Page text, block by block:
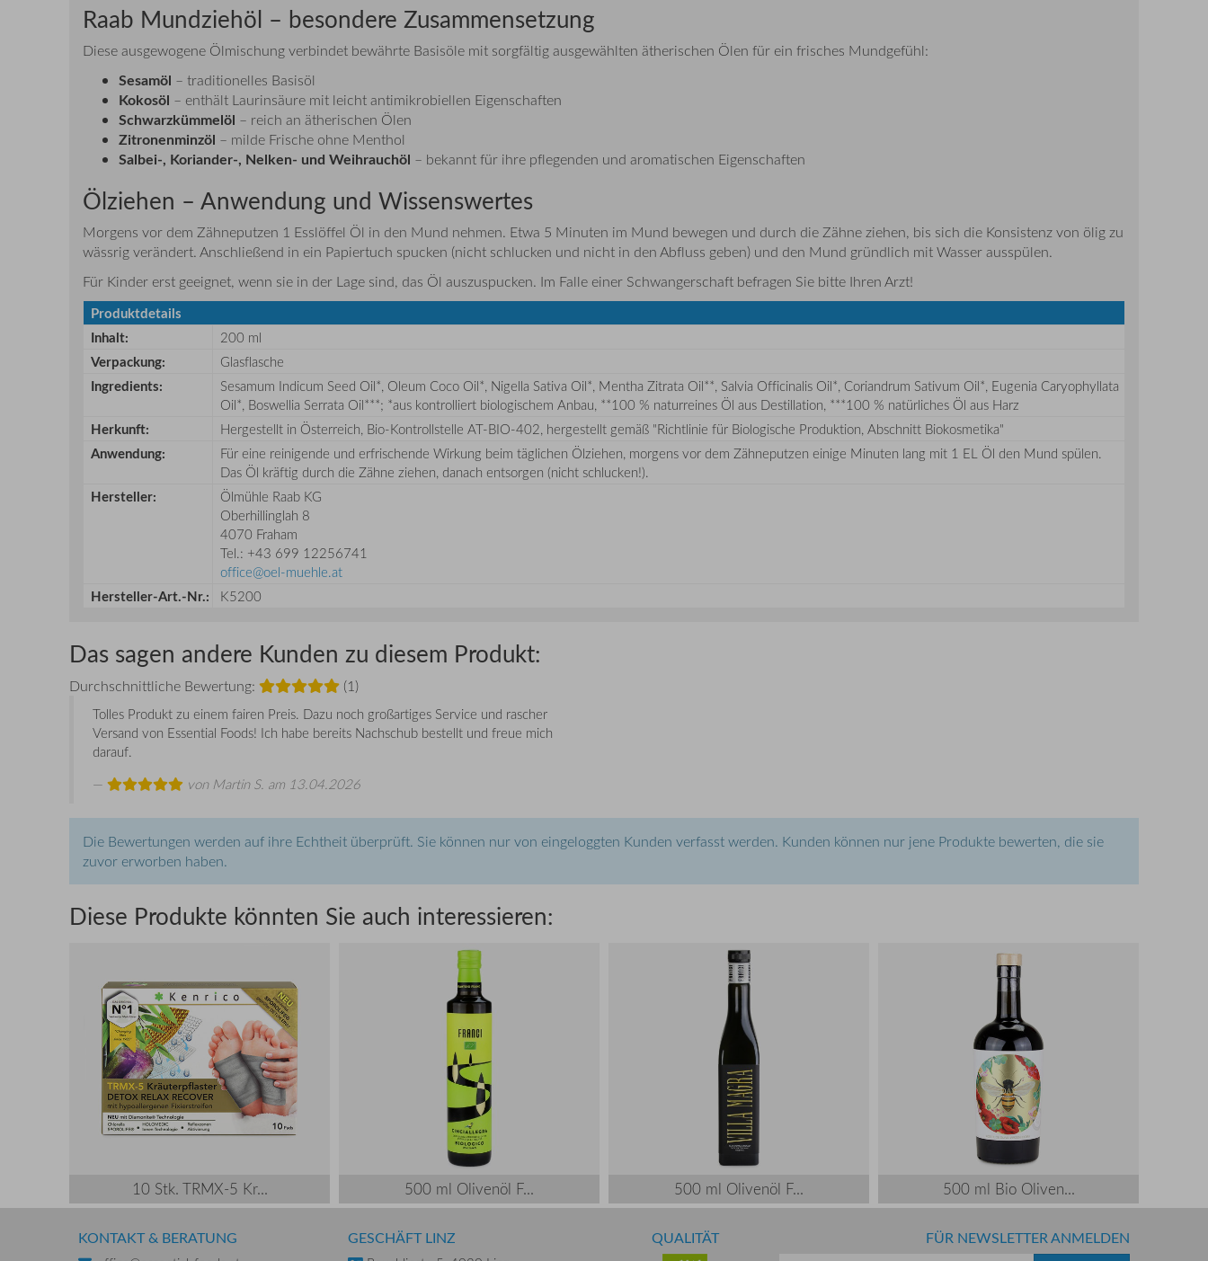
Raab Mundziehöl – besondere Zusammensetzung
Diese ausgewogene Ölmischung verbindet bewährte Basisöle mit sorgfältig ausgewählten ätherischen Ölen für ein frisches Mundgefühl:
Sesamöl – traditionelles Basisöl
Kokosöl – enthält Laurinsäure mit leicht antimikrobiellen Eigenschaften
Schwarzkümmelöl – reich an ätherischen Ölen
Zitronenminzöl – milde Frische ohne Menthol
Salbei-, Koriander-, Nelken- und Weihrauchöl – bekannt für ihre pflegenden und aromatischen Eigenschaften
Ölziehen – Anwendung und Wissenswertes
Morgens vor dem Zähneputzen 1 Esslöffel Öl in den Mund nehmen. Etwa 5 Minuten im Mund bewegen und durch die Zähne ziehen, bis sich die Konsistenz von ölig zu
wässrig verändert. Anschließend in ein Papiertuch spucken (nicht schlucken und nicht in den Abfluss geben) und den Mund gründlich mit Wasser ausspülen.
Für Kinder erst geeignet, wenn sie in der Lage sind, das Öl auszuspucken. Im Falle einer Schwangerschaft befragen Sie bitte Ihren Arzt!
Produktdetails
Inhalt:
200 ml
Verpackung: Glasflasche
Ingredients:
Sesamum Indicum Seed Oil*, Oleum Coco Oil*, Nigella Sativa Oil*, Mentha Zitrata Oil**, Salvia Officinalis Oil*, Coriandrum Sativum Oil*, Eugenia Caryophyllata
Oil*, Boswellia Serrata Oil***; *aus kontrolliert biologischem Anbau, **100 % naturreines Öl aus Destillation, ***100 % natürliches Öl aus Harz
Herkunft: Hergestellt in Österreich, Bio-Kontrollstelle AT-BIO-402, hergestellt gemäß "Richtlinie für Biologische Produktion, Abschnitt Biokosmetika"
Anwendung:
Für eine reinigende und erfrischende Wirkung beim täglichen Ölziehen, morgens vor dem Zähneputzen einige Minuten lang mit 1 EL Öl den Mund spülen.
Das Öl kräftig durch die Zähne ziehen, danach entsorgen (nicht schlucken!).
Hersteller:
Ölmühle Raab KG
Oberhillinglah 8
4070 Fraham
Tel.: +43 699 12256741
office@oel-muehle.at
Hersteller-Art.-Nr.: K5200
Das sagen andere Kunden zu diesem Produkt:
Durchschnittliche Bewertung: (1)
Tolles Produkt zu einem fairen Preis. Dazu noch großartiges Service und rascher
Versand von Essential Foods! Ich habe bereits Nachschub bestellt und freue mich
darauf.
von Martin S. am 13.04.2026
Die Bewertungen werden auf ihre Echtheit überprüft. Sie können nur von eingeloggten Kunden verfasst werden. Kunden können nur jene Produkte bewerten, die sie
zuvor erworben haben.
Diese Produkte könnten Sie auch interessieren:
10 Stk. TRMX-5 Kr... 500 ml Olivenöl F... 500 ml Olivenöl F... 500 ml Bio Oliven...
KONTAKT & BERATUNG GESCHÄFT LINZ QUALITÄT FÜR NEWSLETTER ANMELDEN